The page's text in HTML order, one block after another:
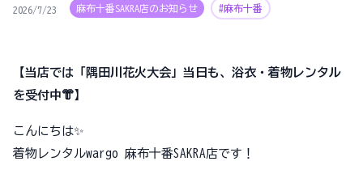
2026/7/23 麻布十番SAKRA店のお知らせ #麻布十番
【当店では「隅田川花火大会」当日も、浴衣・着物レンタル
を受付中👘】
こんにちは✨
着物レンタルwargo 麻布十番SAKRA店です！